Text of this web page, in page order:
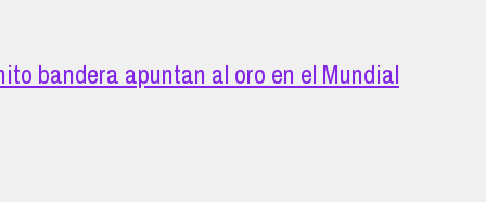
bandera apuntan al oro en el Mundial